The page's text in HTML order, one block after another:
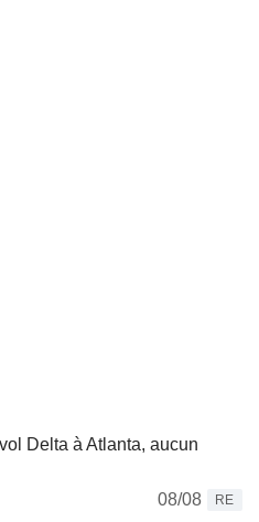
Delta à Atlanta, aucun
08/08
RE